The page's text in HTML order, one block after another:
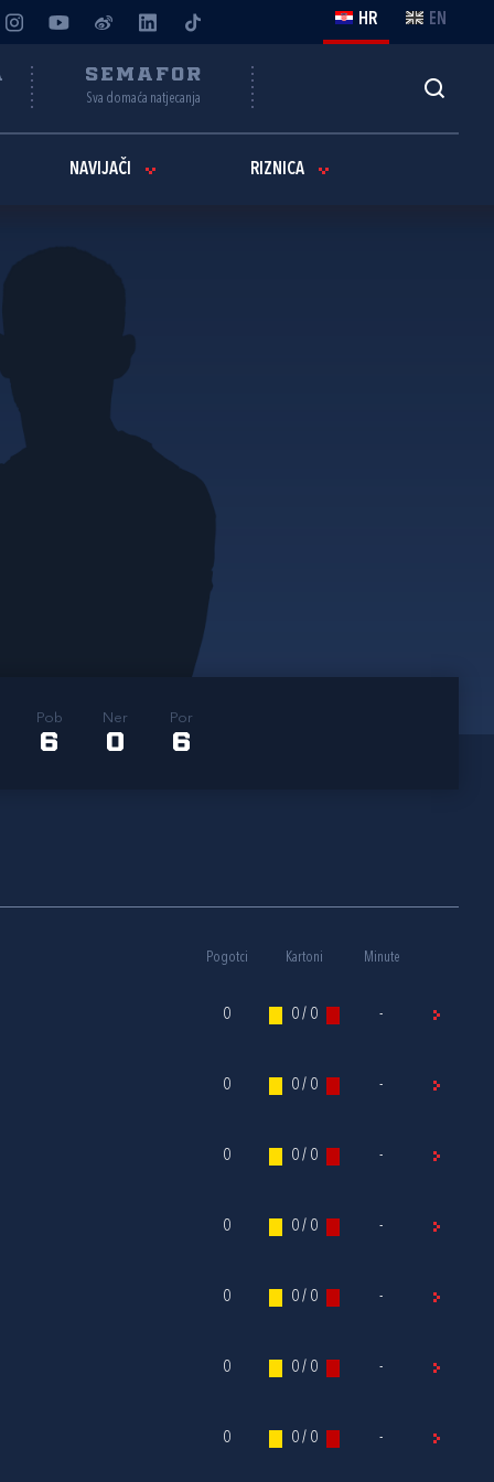
HR EN
SEMAFOR
Sva domaća natjecanja
NAVIJAČI RIZNICA
Pob
6
Ner
0
Por
6
Pogotci Kartoni Minute
0 0 / 0 -
0 0 / 0 -
0 0 / 0 -
0 0 / 0 -
0 0 / 0 -
0 0 / 0 -
0 0 / 0 -